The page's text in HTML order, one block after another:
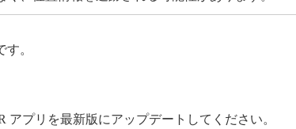
。
アプリを最新版にアップデートしてください。